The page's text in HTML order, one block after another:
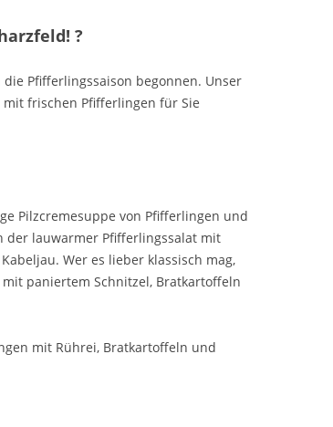
?
Pfifferlingssaison begonnen. Unser
frischen Pfifferlingen für Sie
Pilzcremesuppe von Pfifferlingen und
der lauwarmer Pfifferlingssalat mit
Wer es lieber klassisch mag,
paniertem Schnitzel, Bratkartoffeln
mit Rührei, Bratkartoffeln und